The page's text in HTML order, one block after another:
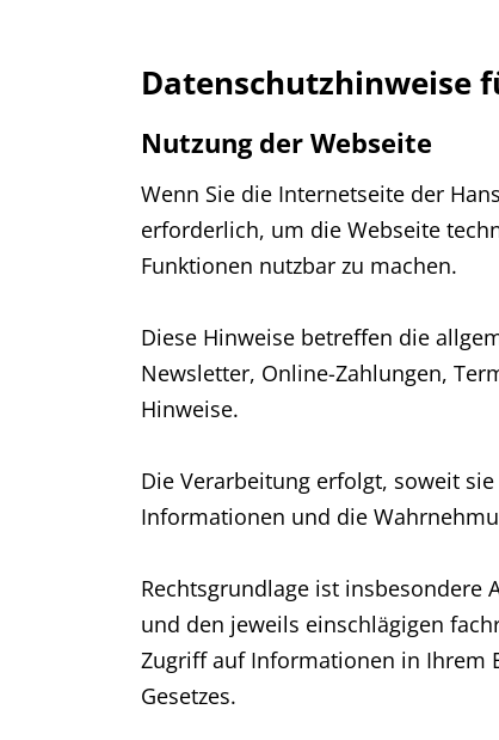
Datenschutzhinweise
Nutzung der Webseite
Wenn Sie die Internetseite der
erforderlich, um die Webseite
Funktionen nutzbar zu machen.
Diese Hinweise betreffen die
Newsletter, Online-Zahlungen,
Hinweise.
Die Verarbeitung erfolgt, soweit
Informationen und die
Rechtsgrundlage ist insbesondere
und den jeweils einschlägigen
Zugriff auf Informationen in Ihrem
Gesetzes.